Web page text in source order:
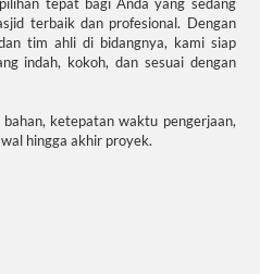
tepat bagi Anda yang sedang
terbaik dan profesional. Dengan
tim ahli di bidangnya, kami siap
indah, kokoh, dan sesuai dengan
ketepatan waktu pengerjaan,
hingga akhir proyek.